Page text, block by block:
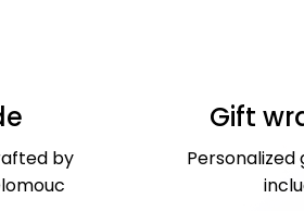
by
Gift